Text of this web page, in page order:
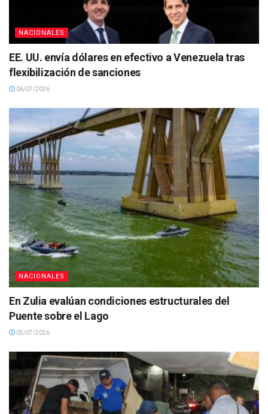
NACIONALES
EE. UU. envía dólares en efectivo a Venezuela tras
flexibilización de sanciones
06/07/2026
NACIONALES
En Zulia evalúan condiciones estructurales del
Puente sobre el Lago
05/07/2026